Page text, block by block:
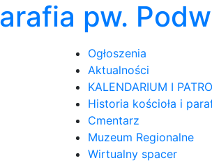
pw.
Ogłoszenia
Aktualności
KALENDARIUM I
Historia kościoła i
Cmentarz
Muzeum Regionalne
Wirtualny spacer